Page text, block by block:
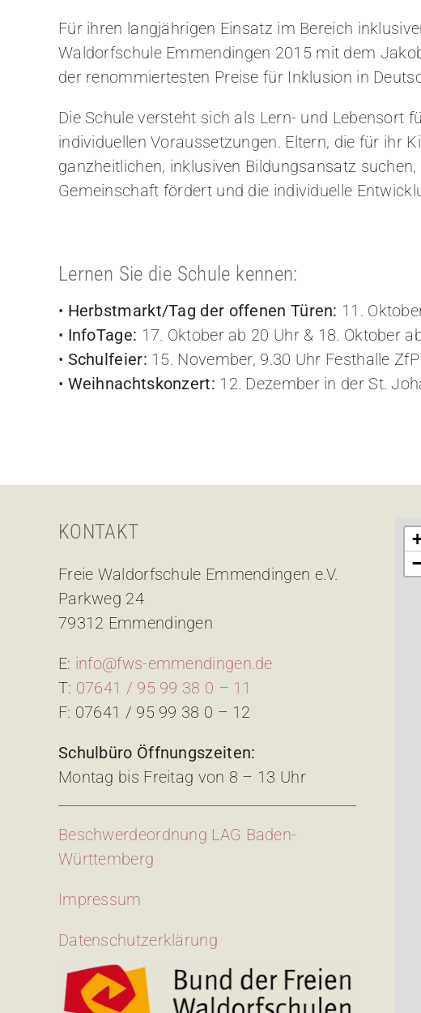
Für ihren langjährigen Einsatz im Bereich
Waldorfschule Emmendingen 2015 mit dem
der renommiertesten Preise für Inklusion in
Die Schule versteht sich als Lern- und Lebensort
individuellen Voraussetzungen. Eltern, die für ihr
ganzheitlichen, inklusiven Bildungsansatz
Gemeinschaft fördert und die individuelle
Lernen Sie die Schule kennen:
• Herbstmarkt/Tag der offenen Türen: 11.
• InfoTage: 17. Oktober ab 20 Uhr & 18. Oktober
• Schulfeier: 15. November, 9.30 Uhr Festhalle ZfP
• Weihnachtskonzert: 12. Dezember in der St.
KONTAKT
Freie Waldorfschule Emmendingen e.V.
Parkweg 24
79312 Emmendingen
E: info@fws-emmendingen.de
T: 07641 / 95 99 38 0 – 11
F: 07641 / 95 99 38 0 – 12
Schulbüro Öffnungszeiten:
Montag bis Freitag von 8 – 13 Uhr
Beschwerdeordnung LAG Baden-
Württemberg
Impressum
Datenschutzerklärung